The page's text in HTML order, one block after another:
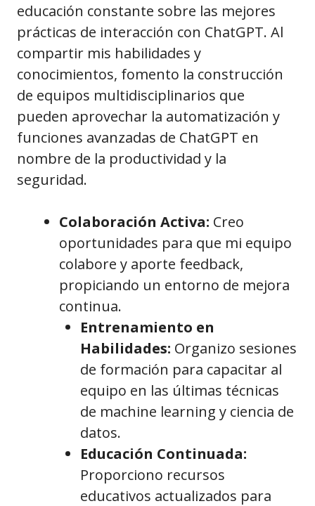
educación constante sobre las mejores
prácticas de interacción con ChatGPT. Al
compartir mis habilidades y
conocimientos, fomento la construcción
de equipos multidisciplinarios que
pueden aprovechar la automatización y
funciones avanzadas de ChatGPT en
nombre de la productividad y la
seguridad.
Colaboración Activa: Creo
oportunidades para que mi equipo
colabore y aporte feedback,
propiciando un entorno de mejora
continua.
Entrenamiento en
Habilidades: Organizo sesiones
de formación para capacitar al
equipo en las últimas técnicas
de machine learning y ciencia de
datos.
Educación Continuada:
Proporciono recursos
educativos actualizados para